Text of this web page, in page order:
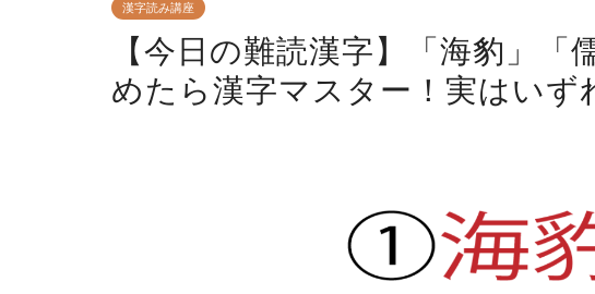
漢字読み講座
【今日の難読漢字】「海豹」「
めたら漢字マスター！実はいず